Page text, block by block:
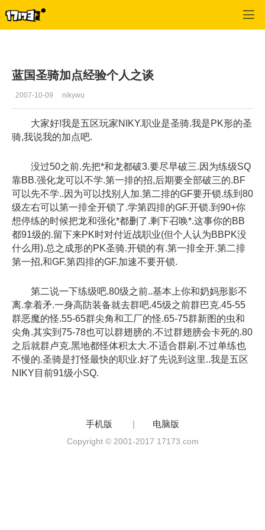
蓝国圣骑加点经验个人之谈
2007-10-09 nikywu
大家好!我是五区玩家NIKY.职业是圣骑.我是PK形的圣
骑,我说我的加点吧.
没过50之前.先把*和龙都破3.要尽早破三.因为练级SQ
靠BB.强化龙可以不学.第一排的招,后期要全部破三的.BF
可以先不学..因为可以找别人加.第二排的GF要开锁.练到80
级左右可以第一排全开锁了.学第四排的GF.开锁.到90+你
想停练的时候把龙和强化*都删了.剩下召唤*.这事你的BB
都91级的.留下来PK时对付近战职业(但个人认为BBPK没
什么用).总之成形的PK圣骑.开锁的有.第一排全开.第二排
第一招,和GF.第四排的GF.加速不要开锁.
第二说一下练级吧.80级之前..基本上你和奶妈形影不
离.拿着矛.一身高防装备就去群吧.45级之前群巴克.45-55
群恶魔的怪.55-65群尖角和工厂的怪.65-75群新图的虫和
尖角.其实到75-78也可以群翅膀的.不过群翅膀会卡死的.80
之后就群卢克.黑地都怪体积太大.不适合群刷.不过单练也
不慢的.圣骑是打怪最快的职业.好了先说到这里..我是五区
NIKY目前91级小SQ.
手机版 | 电脑版
Copyright © 2001-2017 17173.com